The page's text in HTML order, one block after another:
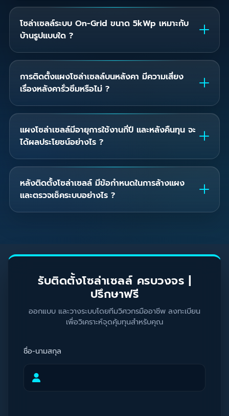
โซล่าเซลล์ระบบ On-Grid ขนาด 5kWp เหมาะกับ
บ้านรูปแบบใด ?
การติดตั้งแผงโซล่าเซลล์บนหลังคา มีความเสี่ยง
เรื่องหลังคารั่วซึมหรือไม่ ?
แผงโซล่าเซลล์มีอายุการใช้งานกี่ปี และหลังคืนทุน จะ
ได้ผลประโยชน์อย่างไร ?
หลังติดตั้งโซล่าเซลล์ มีข้อกำหนดในการล้างแผง
และตรวจเช็คระบบอย่างไร ?
รับติดตั้งโซล่าเซลล์ ครบวงจร |
ปรึกษาฟรี
ออกแบบ และวางระบบโดยทีมวิศวกรมืออาชีพ ลงทะเบียน
เพื่อวิเคราะห์จุดคุ้มทุนสำหรับคุณ
ชื่อ-นามสกุล